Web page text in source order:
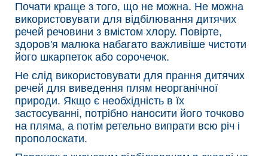
Почати краще з того, що не можна. Не можна
використовувати для відбілювання дитячих
речей речовини з вмістом хлору. Повірте,
здоров'я малюка набагато важливіше чистоти
його шкарпеток або сорочечок.
Не слід використовувати для прання дитячих
речей для виведення плям неорганічної
природи. Якщо є необхідність в їх
застосуванні, потрібно наносити його точково
на пляма, а потім ретельно випрати всю річ і
прополоскати.